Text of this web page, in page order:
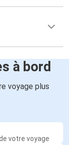
à bord
voyage plus
votre voyage